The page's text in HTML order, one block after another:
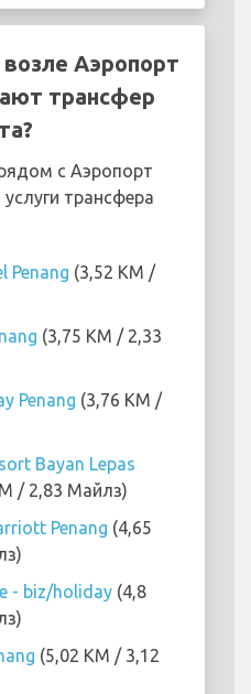
Аэропорт
трансфер
с Аэропорт
трансфера
Penang (3,52 KM /
(3,75 KM / 2,33
Penang (3,76 KM /
Bayan Lepas
/ 2,83 Майлз)
Penang (4,65
- biz/holiday (4,8
(5,02 KM / 3,12